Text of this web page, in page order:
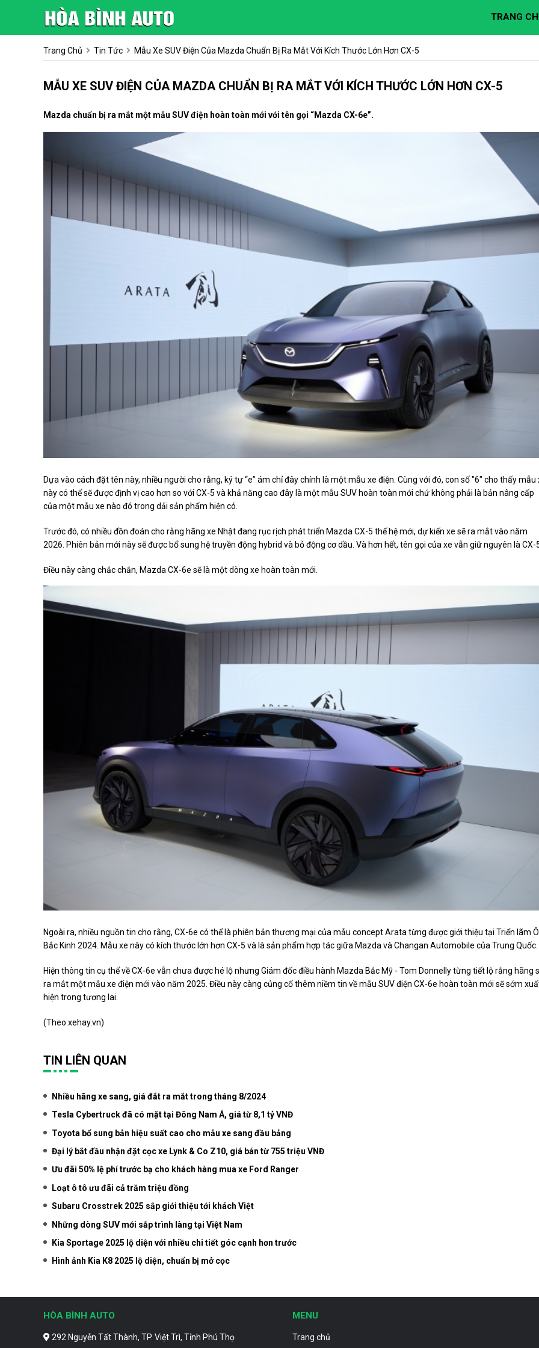
TRANG
Trang Chủ Tin Tức Mẫu Xe SUV Điện Của Mazda Chuẩn Bị Ra Mắt Với Kích Thước Lớn Hơn CX-5
MẪU XE SUV ĐIỆN CỦA MAZDA CHUẨN BỊ RA MẮT VỚI KÍCH THƯỚC LỚN HƠN CX-5
Mazda chuẩn bị ra mắt một mẫu SUV điện hoàn toàn mới với tên gọi “Mazda CX-6e”.
Dựa vào cách đặt tên này, nhiều người cho rằng, ký tự “e” ám chỉ đây chính là một mẫu xe điện. Cùng với đó, con số "6" cho thấy mẫu
này có thể sẽ được định vị cao hơn so với CX-5 và khả năng cao đây là một mẫu SUV hoàn toàn mới chứ không phải là bản nâng cấp
của một mẫu xe nào đó trong dải sản phẩm hiện có.
Trước đó, có nhiều đồn đoán cho rằng hãng xe Nhật đang rục rịch phát triển Mazda CX-5 thế hệ mới, dự kiến xe sẽ ra mắt vào năm
2026. Phiên bản mới này sẽ được bổ sung hệ truyền động hybrid và bỏ động cơ dầu. Và hơn hết, tên gọi của xe vẫn giữ nguyên là CX-
Điều này càng chắc chắn, Mazda CX-6e sẽ là một dòng xe hoàn toàn mới.
Ngoài ra, nhiều nguồn tin cho rằng, CX-6e có thể là phiên bản thương mại của mẫu concept Arata từng được giới thiệu tại Triển lãm
Bắc Kinh 2024. Mẫu xe này có kích thước lớn hơn CX-5 và là sản phẩm hợp tác giữa Mazda và Changan Automobile của Trung Quốc.
Hiện thông tin cụ thể về CX-6e vẫn chưa được hé lộ nhưng Giám đốc điều hành Mazda Bắc Mỹ - Tom Donnelly từng tiết lộ rằng hãng
ra mắt một mẫu xe điện mới vào năm 2025. Điều này càng củng cố thêm niềm tin về mẫu SUV điện CX-6e hoàn toàn mới sẽ sớm
hiện trong tương lai.
(Theo xehay.vn)
TIN LIÊN QUAN
Nhiều hãng xe sang, giá đắt ra mắt trong tháng 8/2024
Tesla Cybertruck đã có mặt tại Đông Nam Á, giá từ 8,1 tỷ VNĐ
Toyota bổ sung bản hiệu suất cao cho mẫu xe sang đầu bảng
Đại lý bắt đầu nhận đặt cọc xe Lynk & Co Z10, giá bán từ 755 triệu VNĐ
Ưu đãi 50% lệ phí trước bạ cho khách hàng mua xe Ford Ranger
Loạt ô tô ưu đãi cả trăm triệu đồng
Subaru Crosstrek 2025 sắp giới thiệu tới khách Việt
Những dòng SUV mới sắp trình làng tại Việt Nam
Kia Sportage 2025 lộ diện với nhiều chi tiết góc cạnh hơn trước
Hình ảnh Kia K8 2025 lộ diện, chuẩn bị mở cọc
HÒA BÌNH AUTO
292 Nguyễn Tất Thành, TP. Việt Trì, Tỉnh Phú Thọ
MENU
Trang chủ